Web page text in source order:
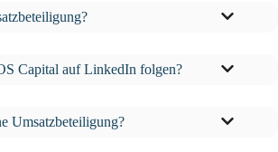
Capital auf LinkedIn folgen?
Umsatzbeteiligung?